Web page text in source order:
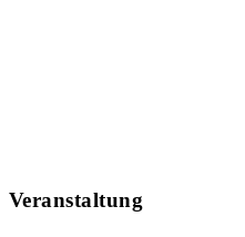
Veranstaltung